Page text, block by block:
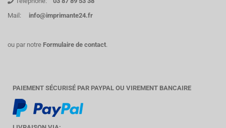
Mail:
info@imprimante24.fr
ou par notre Formulaire de contact.
PAIEMENT SÉCURISÉ PAR PAYPAL OU VIREMENT BANCAIRE